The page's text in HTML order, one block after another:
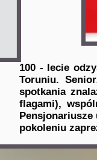
100 - lecie
Toruniu.
spotkania
flagami),
pokoleniu